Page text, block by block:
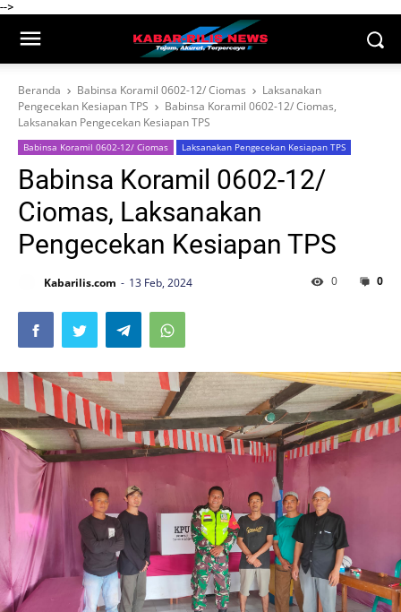
-->
Beranda Babinsa Koramil 0602-12/ Ciomas
Laksanakan
Pengecekan Kesiapan TPS
Babinsa Koramil 0602-12/ Ciomas,
Laksanakan Pengecekan Kesiapan TPS
Babinsa Koramil 0602-12/ Ciomas Laksanakan Pengecekan Kesiapan TPS
Babinsa Koramil 0602-12/
Ciomas, Laksanakan
Pengecekan Kesiapan TPS
Kabarilis.com 13 Feb, 2024 0
0